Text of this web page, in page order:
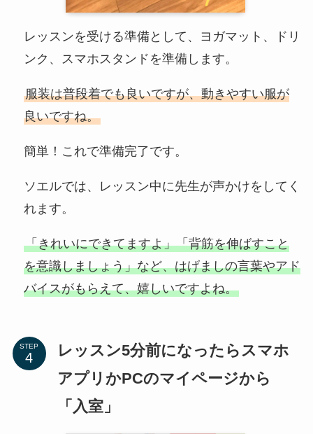
レッスンを受ける準備として、ヨガマット、ドリ
ンク、スマホスタンドを準備します。
服装は普段着でも良いですが、動きやすい服が
良いですね。
簡単！これで準備完了です。
ソエルでは、レッスン中に先生が声かけをしてく
れます。
「きれいにできてますよ」「背筋を伸ばすこと
を意識しましょう」など、はげましの言葉やアド
バイスがもらえて、嬉しいですよね。
STEP
レッスン5分前になったらスマホ
アプリかPCのマイページから
「入室」